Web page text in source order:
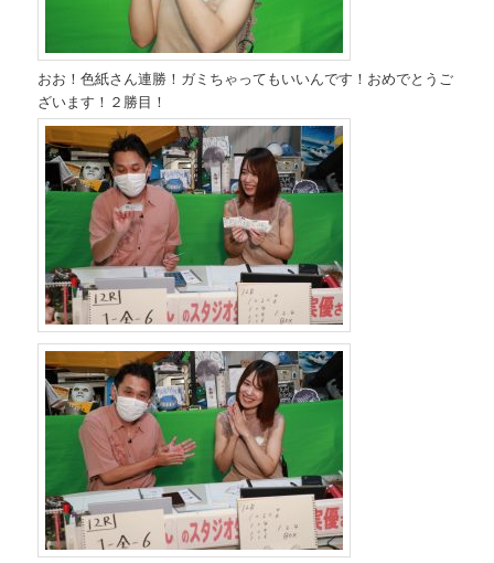
おお！色紙さん連勝！ガミちゃってもいいんです！おめでとうご
ざいます！２勝目！